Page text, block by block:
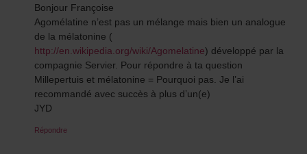
Bonjour Françoise
Agomélatine n’est pas un mélange mais bien un analogue
de la mélatonine (
http://en.wikipedia.org/wiki/Agomelatine) développé par la
compagnie Servier. Pour répondre à ta question
Millepertuis et mélatonine = Pourquoi pas. Je l’ai
recommandé avec succès à plus d’un(e)
JYD
Répondre